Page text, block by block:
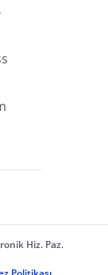
Hiz. Paz.